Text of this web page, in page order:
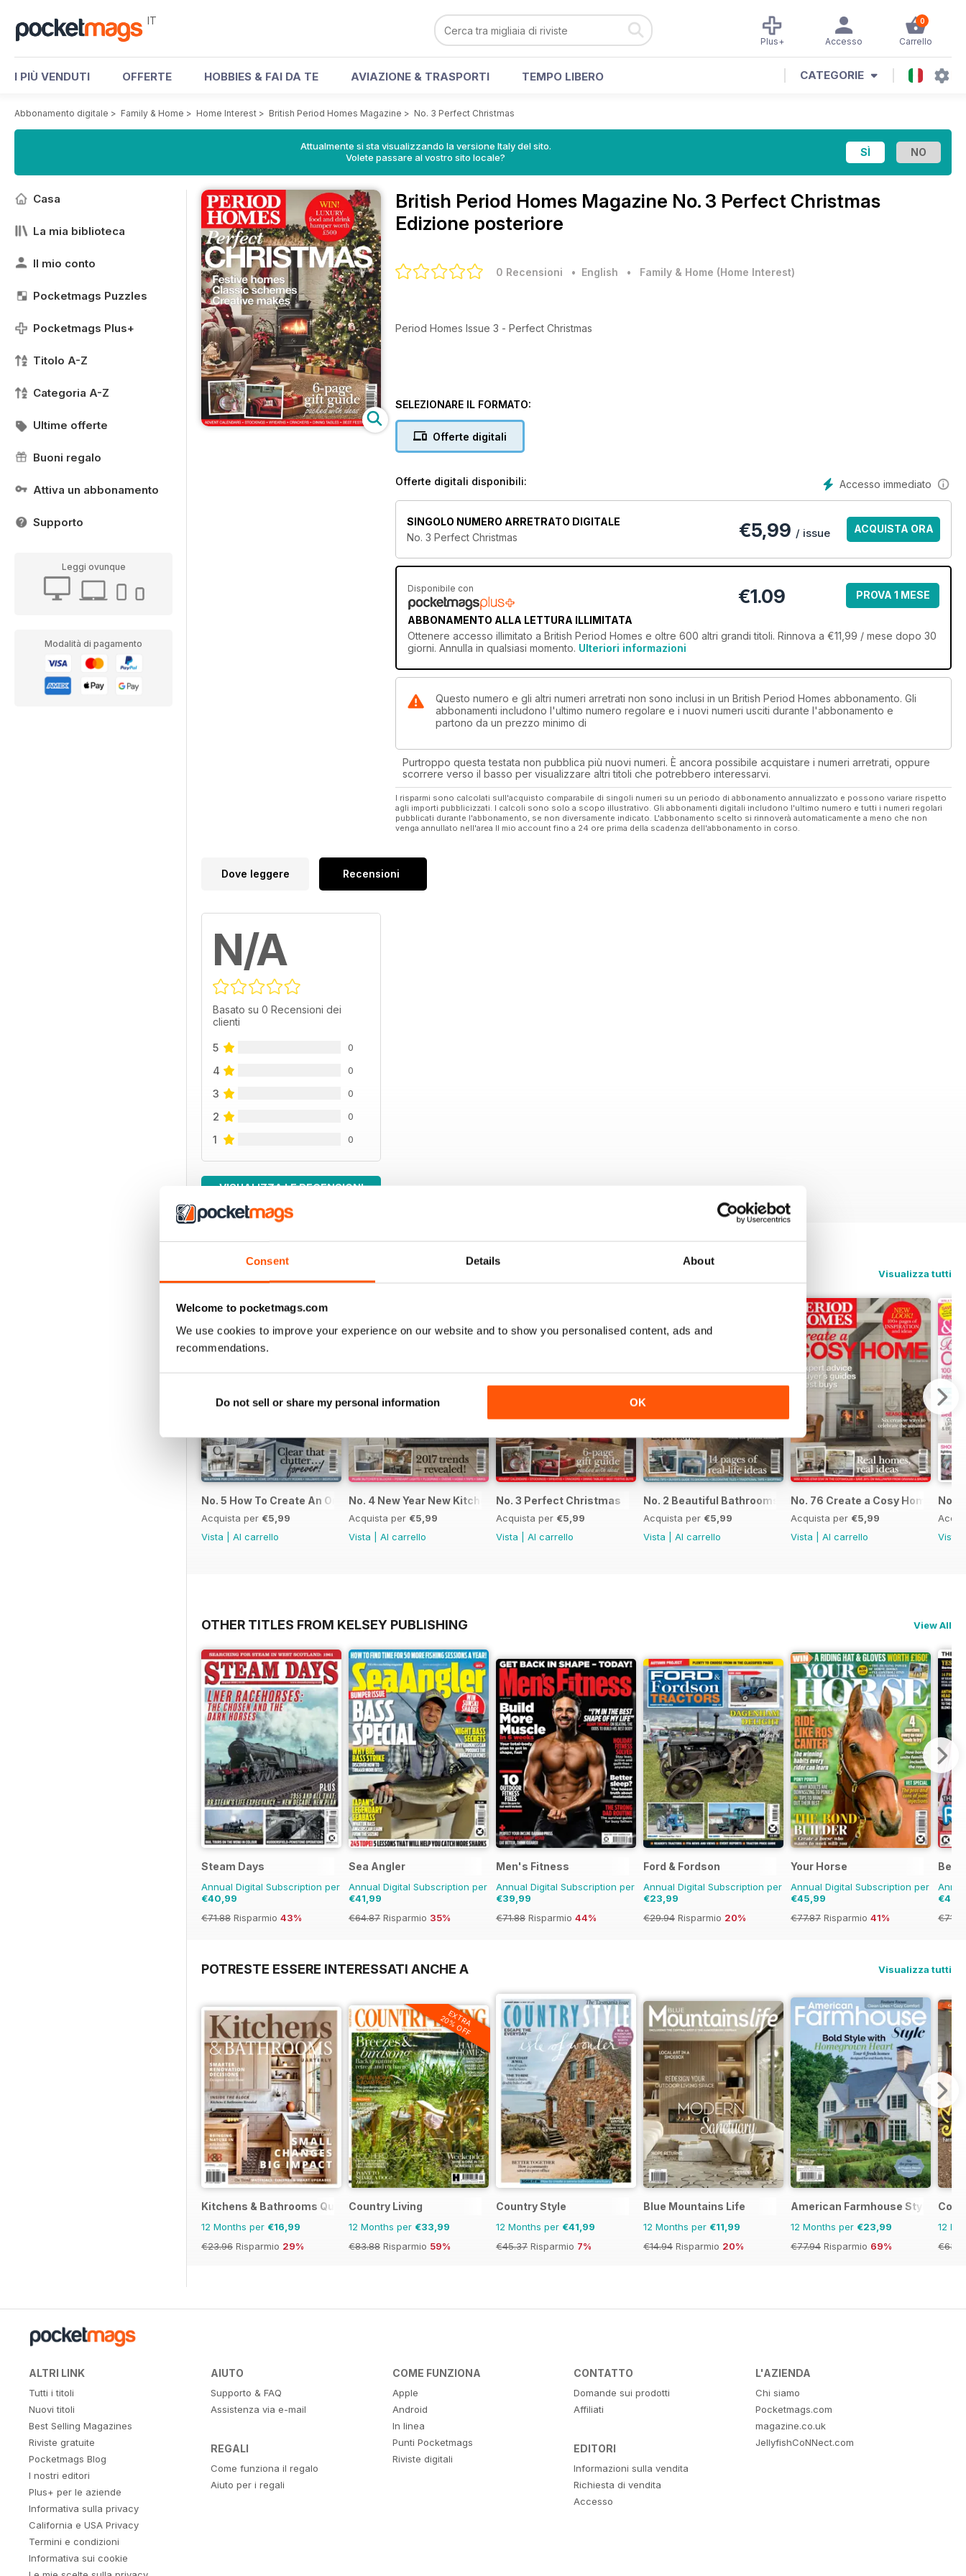
Consent Details About
Welcome to pocketmags.com
We use cookies to improve your experience on our website and to show you personalised content, ads and
recommendations.
Do not sell or share my personal information OK
IT 0
Carrello
Accesso
Plus+
I PIÙ VENDUTI OFFERTE HOBBIES & FAI DA TE AVIAZIONE & TRASPORTI TEMPO LIBERO CATEGORIE
Abbonamento digitale > Family & Home > Home Interest > British Period Homes Magazine > No. 3 Perfect Christmas
Attualmente si sta visualizzando la versione Italy del sito.
Volete passare al vostro sito locale?
Casa
La mia biblioteca
Il mio conto
Pocketmags Puzzles
Pocketmags Plus+
Titolo A-Z
Categoria A-Z
Ultime offerte
Buoni regalo
Attiva un abbonamento
Supporto
Leggi ovunque
Modalità di pagamento
British Period Homes Magazine No. 3 Perfect Christmas
Edizione posteriore
0 Recensioni • English • Family & Home (Home Interest)
Period Homes Issue 3 - Perfect Christmas
SELEZIONARE IL FORMATO:
Offerte digitali
Accesso immediato
Offerte digitali disponibili:
SINGOLO NUMERO ARRETRATO DIGITALE
No. 3 Perfect Christmas
€5,99 / issue ACQUISTA ORA
Disponibile con
ABBONAMENTO ALLA LETTURA ILLIMITATA
€1.09 PROVA 1 MESE
Ottenere accesso illimitato a British Period Homes e oltre 600 altri grandi titoli. Rinnova a €11,99 / mese dopo 30
giorni. Annulla in qualsiasi momento. Ulteriori informazioni
Questo numero e gli altri numeri arretrati non sono inclusi in un British Period Homes abbonamento. Gli
abbonamenti includono l'ultimo numero regolare e i nuovi numeri usciti durante l'abbonamento e
partono da un prezzo minimo di
Purtroppo questa testata non pubblica più nuovi numeri. È ancora possibile acquistare i numeri arretrati, oppure
scorrere verso il basso per visualizzare altri titoli che potrebbero interessarvi.
I risparmi sono calcolati sull'acquisto comparabile di singoli numeri su un periodo di abbonamento annualizzato e possono variare rispetto
agli importi pubblicizzati. I calcoli sono solo a scopo illustrativo. Gli abbonamenti digitali includono l'ultimo numero e tutti i numeri regolari
pubblicati durante l'abbonamento, se non diversamente indicato. L'abbonamento scelto si rinnoverà automaticamente a meno che non
venga annullato nell'area Il mio account fino a 24 ore prima della scadenza dell'abbonamento in corso.
Dove leggere Recensioni
N/A
Basato su 0 Recensioni dei
clienti
5 0
4 0
3 0
2 0
1 0
VISUALIZZA LE RECENSIONI
Visualizza tutti
No. 5 How To Create An Organised Home
Acquista per €5,99
Vista
Al carrello
No. 4 New Year New Kitchen
Acquista per €5,99
Vista
Al carrello
No. 3 Perfect Christmas
Acquista per €5,99
Vista
Al carrello
No. 2 Beautiful Bathrooms
Acquista per €5,99
Vista
Al carrello
No. 76 Create a Cosy Home
Acquista per €5,99
Vista
Al carrello
No.
Vista
OTHER TITLES FROM KELSEY PUBLISHING View All
Steam Days
Annual Digital Subscription per
€40,99
€71.88 Risparmio 43%
Sea Angler
Annual Digital Subscription per
€41,99
€64.87 Risparmio 35%
Men's Fitness
Annual Digital Subscription per
€39,99
€71.88 Risparmio 44%
Ford & Fordson
Annual Digital Subscription per
€23,99
€29.94 Risparmio 20%
Your Horse
Annual Digital Subscription per
€45,99
€77.87 Risparmio 41%
Best
POTRESTE ESSERE INTERESSATI ANCHE A Visualizza tutti
Kitchens & Bathrooms Quarterly
12 Months per €16,99
€23.96 Risparmio 29%
EXTRA
20% OFF
Country Living
12 Months per €33,99
€83.88 Risparmio 59%
Country Style
12 Months per €41,99
€45.37 Risparmio 7%
Blue Mountains Life
12 Months per €11,99
€14.94 Risparmio 20%
American Farmhouse Style
12 Months per €23,99
€77.94 Risparmio 69%
12
ALTRI LINK
Tutti i titoli
Nuovi titoli
Best Selling Magazines
Riviste gratuite
Pocketmags Blog
I nostri editori
Plus+ per le aziende
Informativa sulla privacy
California e USA Privacy
Termini e condizioni
Informativa sui cookie
AIUTO
Supporto & FAQ
Assistenza via e-mail
REGALI
Come funziona il regalo
Aiuto per i regali
COME FUNZIONA
Apple
Android
In linea
Punti Pocketmags
Riviste digitali
CONTATTO
Domande sui prodotti
Affiliati
EDITORI
Informazioni sulla vendita
Richiesta di vendita
Accesso
L'AZIENDA
Chi siamo
Pocketmags.com
magazine.co.uk
JellyfishCoNNect.com